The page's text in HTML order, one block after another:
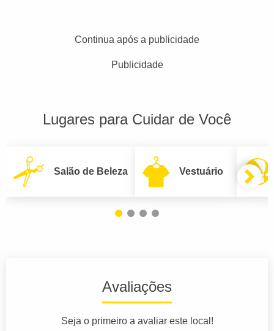
Continua após a publicidade
Publicidade
Lugares para Cuidar de Você
Salão de Beleza Vestuário
Avaliações
Seja o primeiro a avaliar este local!